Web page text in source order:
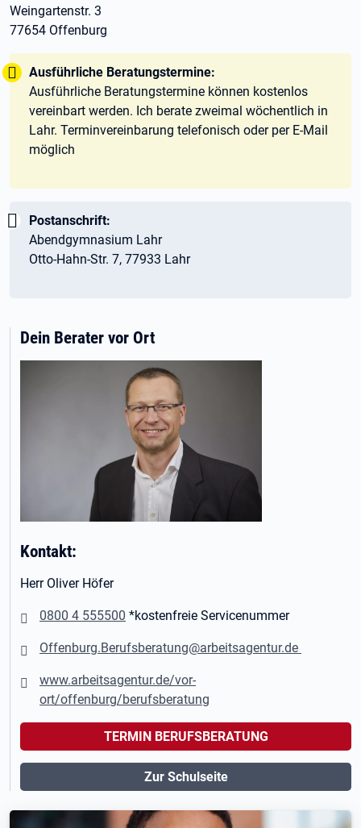
Weingartenstr. 3
77654 Offenburg
Tipp:
Ausführliche Beratungstermine:
Ausführliche Beratungstermine können kostenlos
vereinbart werden. Ich berate zweimal wöchentlich in
Lahr. Terminvereinbarung telefonisch oder per E-Mail
möglich
Wichtig:
Postanschrift:
Abendgymnasium Lahr
Otto-Hahn-Str. 7, 77933 Lahr
Dein Berater vor Ort
Kontakt:
Herr Oliver Höfer
0800 4 555500 *kostenfreie Servicenummer
Offenburg.Berufsberatung@arbeitsagentur.de
www.arbeitsagentur.de/vor-
ort/offenburg/berufsberatung
TERMIN BERUFSBERATUNG
Zur Schulseite